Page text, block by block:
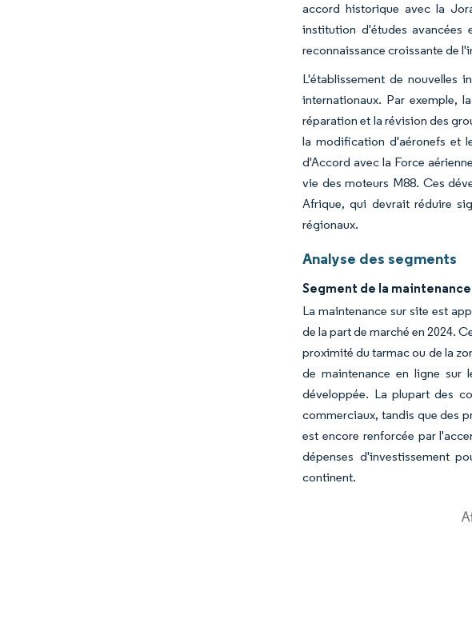
accord historique avec la
institution d'études avancées
reconnaissance croissante de
L'établissement de nouvelles
internationaux. Par exemple,
réparation et la révision des
la modification d'aéronefs et
d'Accord avec la Force
vie des moteurs M88. Ces
Afrique, qui devrait réduire
régionaux.
Analyse des segments
Segment de la
La maintenance sur site est
de la part de marché en 2024.
proximité du tarmac ou de la
de maintenance en ligne sur
développée. La plupart des
commerciaux, tandis que des
est encore renforcée par
dépenses d'investissement
continent.